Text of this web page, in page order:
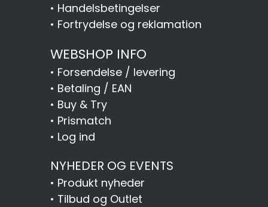
• Handelsbetingelser
• Fortrydelse og reklamation
WEBSHOP INFO
• Forsendelse / levering
• Betaling / EAN
• Buy & Try
• Prismatch
• Log ind
NYHEDER OG EVENTS
• Produkt nyheder
• Tilbud og Outlet